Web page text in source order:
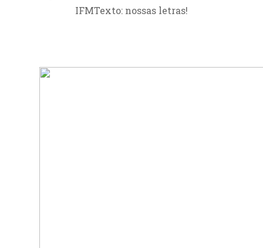
IFMTexto: nossas letras!